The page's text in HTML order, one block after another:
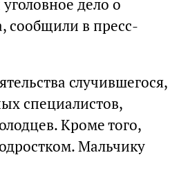
дело о
сообщили в пресс-
случившегося,
специалистов,
Кроме того,
Мальчику